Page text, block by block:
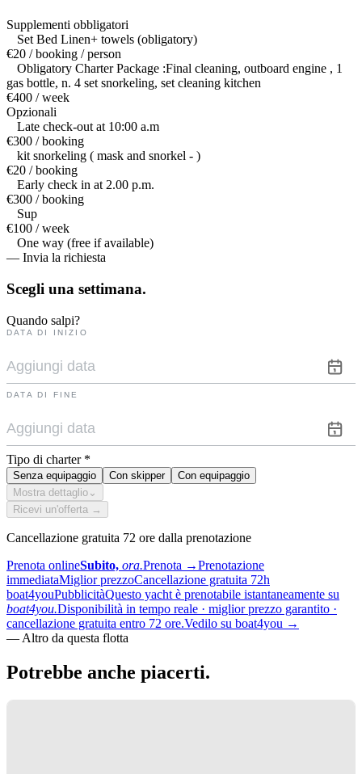
Supplementi obbligatori
Set Bed Linen+ towels (obligatory)
€20 / booking / person
Obligatory Charter Package :Final cleaning, outboard engine , 1
gas bottle, n. 4 set snorkeling, set cleaning kitchen
€400 / week
Opzionali
Late check-out at 10:00 a.m
€300 / booking
kit snorkeling ( mask and snorkel - )
€20 / booking
Early check in at 2.00 p.m.
€300 / booking
Sup
€100 / week
One way (free if available)
— Invia la richiesta
Scegli una settimana.
Quando salpi?
DATA DI INIZIO
DATA DI FINE
Tipo di charter *
Senza equipaggio Con skipper
Con equipaggio
Mostra dettaglio ⌄
Ricevi un'offerta →
Cancellazione gratuita 72 ore dalla prenotazione
Prenota onlineSubito, ora.Prenota →Prenotazione
immediataMiglior prezzoCancellazione gratuita 72h
boat4youPubblicitàQuesto yacht è prenotabile istantaneamente su
boat4you.Disponibilità in tempo reale · miglior prezzo garantito ·
cancellazione gratuita entro 72 ore.Vedilo su boat4you →
— Altro da questa flotta
Potrebbe anche piacerti.